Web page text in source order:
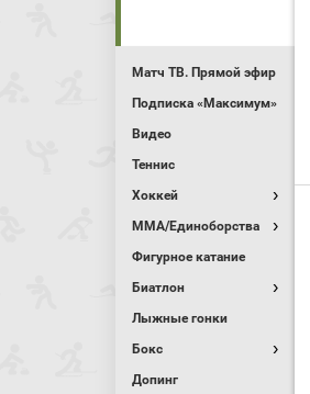
Матч ТВ. Прямой эфир
Подписка «Максимум»
Видео
Теннис
Хоккей
MMA/Единоборства
Фигурное катание
Биатлон
Лыжные гонки
Бокс
Допинг